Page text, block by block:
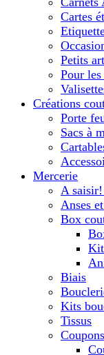
Cartes
Petits
Pour
Créations
Porte
Sacs à
Mercerie
A
Anses
Box
Biais
Kits
Tissus